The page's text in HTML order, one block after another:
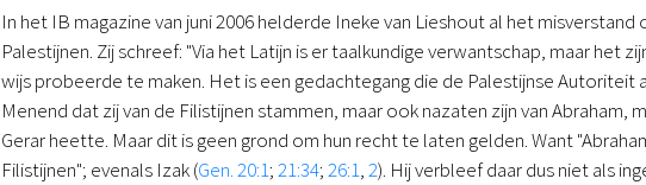
In het IB magazine van juni 2006 helderde Ineke van Lieshout al het
Palestijnen. Zij schreef: "Via het Latijn is er taalkundige verwantschap, maar
wijs probeerde te maken. Het is een gedachtegang die de Palestijnse Autoriteit
Menend dat zij van de Filistijnen stammen, maar ook nazaten zijn van
Gerar heette. Maar dit is geen grond om hun recht te laten gelden. Want
Filistijnen"; evenals Izak (Gen. 20:1;21:34;26:1,2). Hij verbleef daar dus niet als